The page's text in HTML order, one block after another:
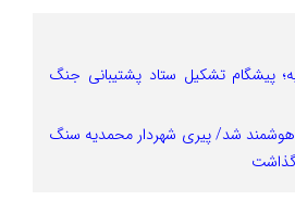
پیشگام تشکیل ستاد پشتیبانی جنگ
شد/ پیری شهردار محمدیه سنگ
گذاشت